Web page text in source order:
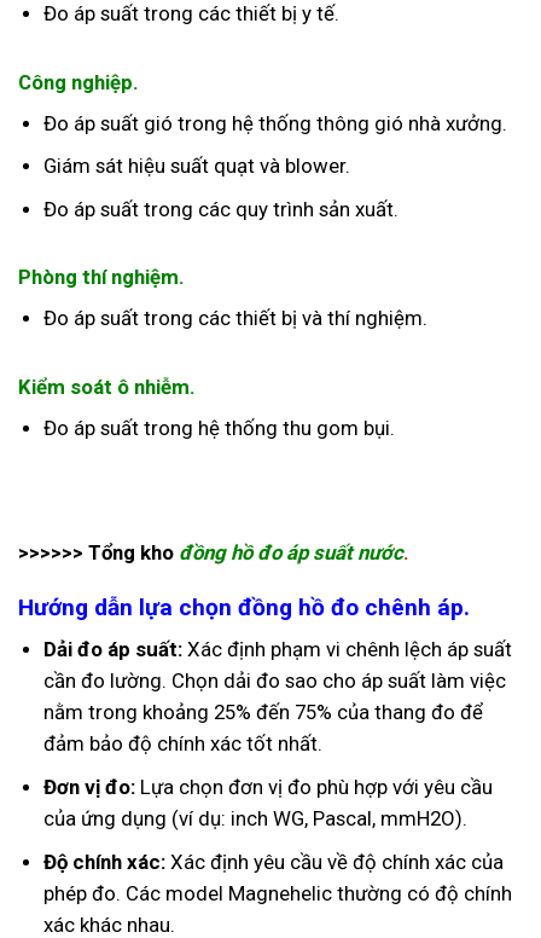
Đo áp suất trong các thiết bị y tế.
Công nghiệp.
Đo áp suất gió trong hệ thống thông gió nhà xưởng.
Giám sát hiệu suất quạt và blower.
Đo áp suất trong các quy trình sản xuất.
Phòng thí nghiệm.
Đo áp suất trong các thiết bị và thí nghiệm.
Kiểm soát ô nhiễm.
Đo áp suất trong hệ thống thu gom bụi.
>>>>>> Tổng kho đồng hồ đo áp suất nước.
Hướng dẫn lựa chọn đồng hồ đo chênh áp.
Dải đo áp suất:Xác định phạm vi chênh lệch áp suất
cần đo lường. Chọn dải đo sao cho áp suất làm việc
nằm trong khoảng 25% đến 75% của thang đo để
đảm bảo độ chính xác tốt nhất.
Đơn vị đo:Lựa chọn đơn vị đo phù hợp với yêu cầu
của ứng dụng (ví dụ: inch WG, Pascal, mmH2O).
Độ chính xác:Xác định yêu cầu về độ chính xác của
phép đo. Các model Magnehelic thường có độ chính
xác khác nhau.